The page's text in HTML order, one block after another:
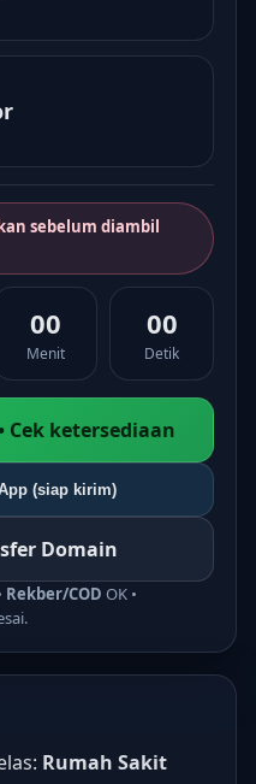
sebelum diambil
00
Menit
00
Detik
Cek ketersediaan
(siap kirim)
Domain
Rekber/COD OK •
Rumah Sakit